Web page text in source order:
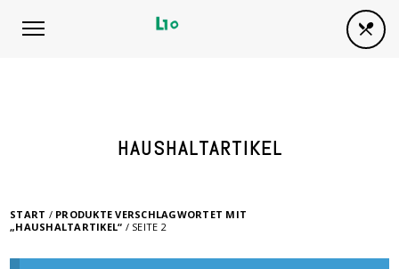
HAUSHALTARTIKEL
START / PRODUKTE VERSCHLAGWORTET MIT
„HAUSHALTARTIKEL“ / SEITE 2